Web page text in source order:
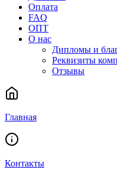
Оплата
FAQ
ОПТ
О нас
Дипломы и
Реквизиты
Отзывы
Главная
Контакты